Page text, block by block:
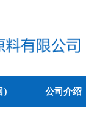
公司介绍